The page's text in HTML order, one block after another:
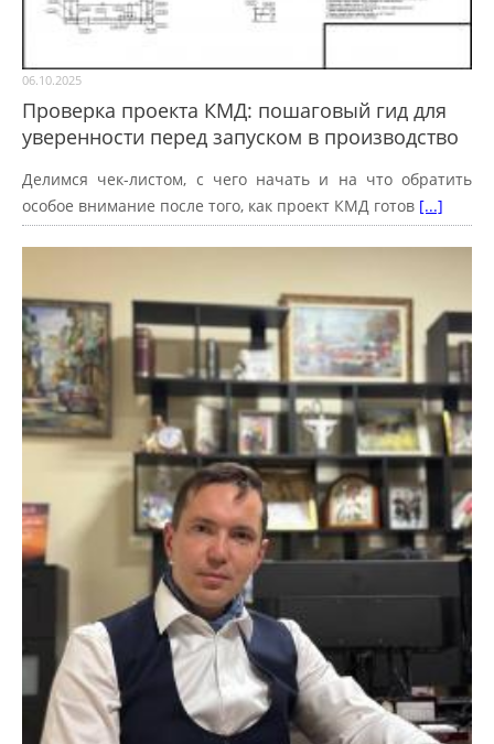
06.10.2025
Проверка проекта КМД: пошаговый гид для
уверенности перед запуском в производство
Делимся чек-листом, с чего начать и на что обратить
особое внимание после того, как проект КМД готов [...]